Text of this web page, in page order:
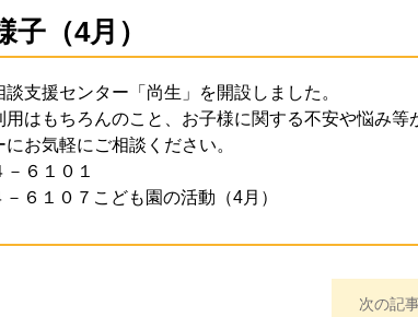
（4月）
支援センター「尚生」を開設しました。
はもちろんのこと、お子様に関する不安や悩み等
お気軽にご相談ください。
６１０１
６１０７ こども園の活動（4月）
次の記